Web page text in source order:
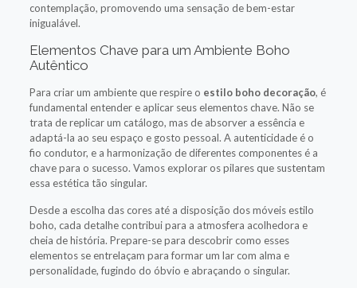
contemplação, promovendo uma sensação de bem-estar
inigualável.
Elementos Chave para um Ambiente Boho
Autêntico
Para criar um ambiente que respire o estilo boho decoração, é
fundamental entender e aplicar seus elementos chave. Não se
trata de replicar um catálogo, mas de absorver a essência e
adaptá-la ao seu espaço e gosto pessoal. A autenticidade é o
fio condutor, e a harmonização de diferentes componentes é a
chave para o sucesso. Vamos explorar os pilares que sustentam
essa estética tão singular.
Desde a escolha das cores até a disposição dos móveis estilo
boho, cada detalhe contribui para a atmosfera acolhedora e
cheia de história. Prepare-se para descobrir como esses
elementos se entrelaçam para formar um lar com alma e
personalidade, fugindo do óbvio e abraçando o singular.